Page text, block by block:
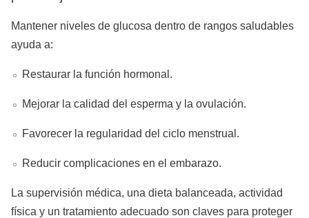
Mantener niveles de glucosa dentro de rangos saludables
ayuda a:
Restaurar la función hormonal.
Mejorar la calidad del esperma y la ovulación.
Favorecer la regularidad del ciclo menstrual.
Reducir complicaciones en el embarazo.
La supervisión médica, una dieta balanceada, actividad
física y un tratamiento adecuado son claves para proteger